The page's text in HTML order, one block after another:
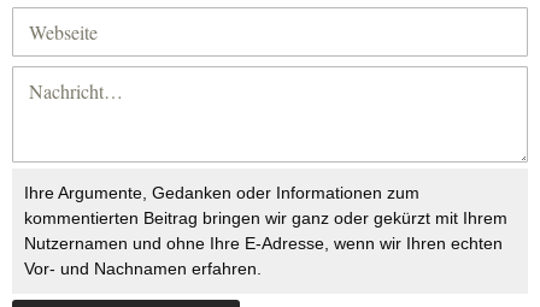
Ihre Argumente, Gedanken oder Informationen zum
kommentierten Beitrag bringen wir ganz oder gekürzt mit Ihrem
Nutzernamen und ohne Ihre E-Adresse, wenn wir Ihren echten
Vor- und Nachnamen erfahren.